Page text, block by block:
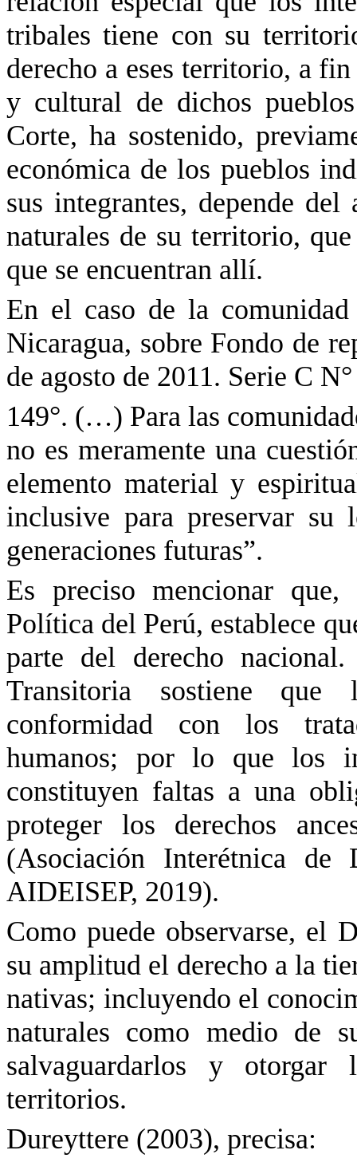
tribales tiene con su
derecho a eses territorio, a
y cultural de dichos
Corte, ha sostenido,
económica de los pueblos
sus integrantes, depende
naturales de su territorio,
que se encuentran allí.
En el caso de la
Nicaragua, sobre Fondo de
de agosto de 2011. Serie C N°
149°. (…) Para las
no es meramente una
elemento material y
inclusive para preservar
generaciones futuras”.
Es preciso mencionar
Política del Perú, establece
parte del derecho
Transitoria sostiene que
conformidad con los
humanos; por lo que los
constituyen faltas a una
proteger los derechos
(Asociación Interétnica
AIDEISEP, 2019).
Como puede observarse, el
su amplitud el derecho a la
nativas; incluyendo el
naturales como medio de
salvaguardarlos y
territorios.
Dureyttere (2003), precisa: